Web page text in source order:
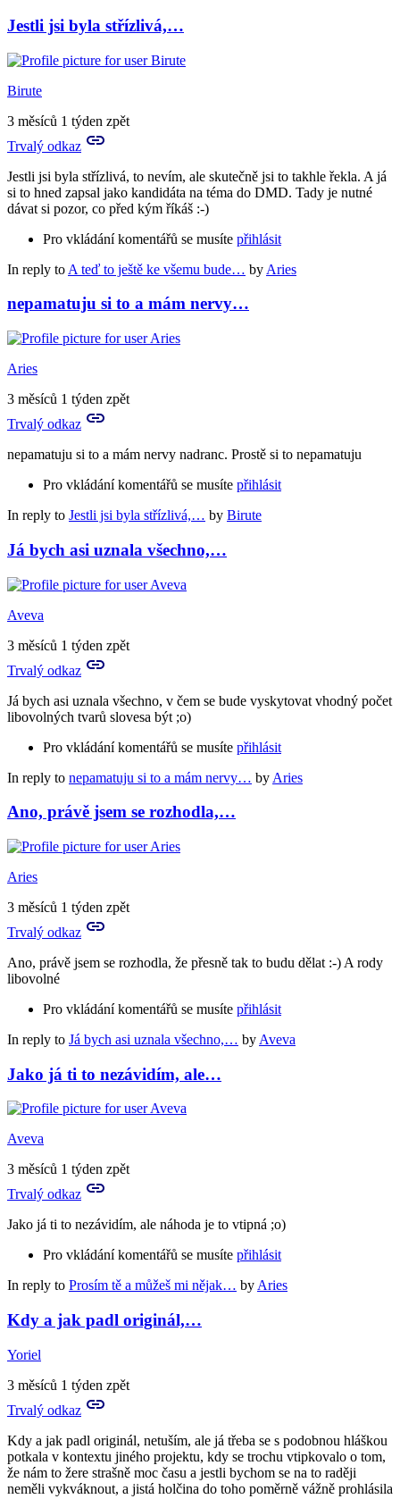
Jestli jsi byla střízlivá,…
Birute
3 měsíců 1 týden zpět
Trvalý odkaz
Jestli jsi byla střízlivá, to nevím, ale skutečně jsi to takhle řekla. A já
si to hned zapsal jako kandidáta na téma do DMD. Tady je nutné
dávat si pozor, co před kým říkáš :-)
Pro vkládání komentářů se musíte přihlásit
In reply to A teď to ještě ke všemu bude… by Aries
nepamatuju si to a mám nervy…
Aries
3 měsíců 1 týden zpět
Trvalý odkaz
nepamatuju si to a mám nervy nadranc. Prostě si to nepamatuju
Pro vkládání komentářů se musíte přihlásit
In reply to Jestli jsi byla střízlivá,… by Birute
Já bych asi uznala všechno,…
Aveva
3 měsíců 1 týden zpět
Trvalý odkaz
Já bych asi uznala všechno, v čem se bude vyskytovat vhodný počet
libovolných tvarů slovesa být ;o)
Pro vkládání komentářů se musíte přihlásit
In reply to nepamatuju si to a mám nervy… by Aries
Ano, právě jsem se rozhodla,…
Aries
3 měsíců 1 týden zpět
Trvalý odkaz
Ano, právě jsem se rozhodla, že přesně tak to budu dělat :-) A rody
libovolné
Pro vkládání komentářů se musíte přihlásit
In reply to Já bych asi uznala všechno,… by Aveva
Jako já ti to nezávidím, ale…
Aveva
3 měsíců 1 týden zpět
Trvalý odkaz
Jako já ti to nezávidím, ale náhoda je to vtipná ;o)
Pro vkládání komentářů se musíte přihlásit
In reply to Prosím tě a můžeš mi nějak… byAries
Kdy a jak padl originál,…
Yoriel
3 měsíců 1 týden zpět
Trvalý odkaz
Kdy a jak padl originál, netuším, ale já třeba se s podobnou hláškou
potkala v kontextu jiného projektu, kdy se trochu vtipkovalo o tom,
že nám to žere strašně moc času a jestli bychom se na to raději
neměli vykváknout, a jistá holčina do toho poměrně vážně prohlásila